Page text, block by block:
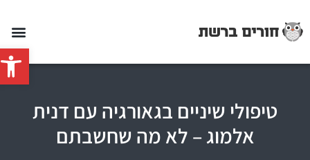
פתח
טיפולי שיניים בגאורגיה עם דנית
אלמוג – לא מה שחשבתם